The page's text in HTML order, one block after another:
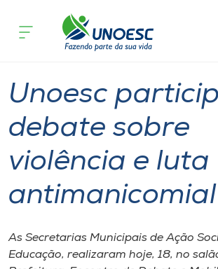
Cursos
Pesquisa
Atendimento ao Estudante
Portal de Ensino
A
Unoesc
acontece
Unoesc
debate sobre
violência e luta
antimanicomial
As Secretarias Municipais de Ação
Educação, realizaram hoje, 18, no